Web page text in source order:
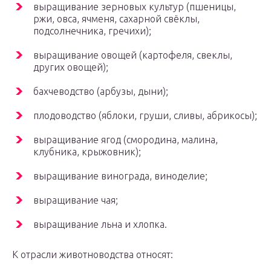
выращивание зерновых культур (пшеницы,
ржи, овса, ячменя, сахарной свёклы,
подсолнечника, гречихи);
выращивание овощей (картофеля, свеклы,
других овощей);
бахчеводство (арбузы, дыни);
плодоводство (яблоки, груши, сливы, абрикосы);
выращивание ягод (смородина, малина,
клубника, крыжовник);
выращивание винограда, виноделие;
выращивание чая;
выращивание льна и хлопка.
К отрасли животноводства относят: